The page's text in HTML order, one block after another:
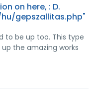
on here, : D.
gepszallitas.php"
to be up too. This type
the amazing works